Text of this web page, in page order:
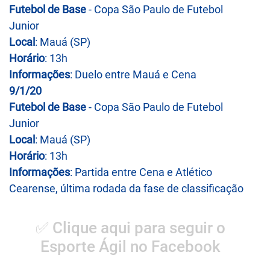
Futebol de Base- Copa São Paulo de Futebol
Junior
Local: Mauá (SP)
Horário: 13h
Informações: Duelo entre Mauá e Cena
9/1/20
Futebolde Base- Copa São Paulo de Futebol
Junior
Local: Mauá (SP)
Horário: 13h
Informações: Partida entre Cena e Atlético
Cearense, última rodada da fase de classificação
✅ Clique aqui para seguir o
Esporte Ágil no Facebook